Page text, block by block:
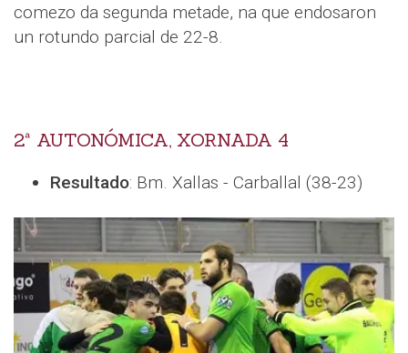
comezo da segunda metade, na que endosaron
un rotundo parcial de 22-8.
2ª AUTONÓMICA, XORNADA 4
Resultado: Bm. Xallas - Carballal (38-23)